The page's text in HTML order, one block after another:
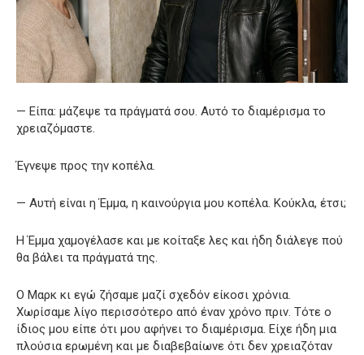
— Είπα: μάζεψε τα πράγματά σου. Αυτό το διαμέρισμα το
χρειαζόμαστε.
Έγνεψε προς την κοπέλα.
— Αυτή είναι η Έμμα, η καινούργια μου κοπέλα. Κούκλα, έτσι;
Η Έμμα χαμογέλασε και με κοίταξε λες και ήδη διάλεγε πού
θα βάλει τα πράγματά της.
Ο Μαρκ κι εγώ ζήσαμε μαζί σχεδόν είκοσι χρόνια.
Χωρίσαμε λίγο περισσότερο από έναν χρόνο πριν. Τότε ο
ίδιος μου είπε ότι μου αφήνει το διαμέρισμα. Είχε ήδη μια
πλούσια ερωμένη και με διαβεβαίωνε ότι δεν χρειαζόταν